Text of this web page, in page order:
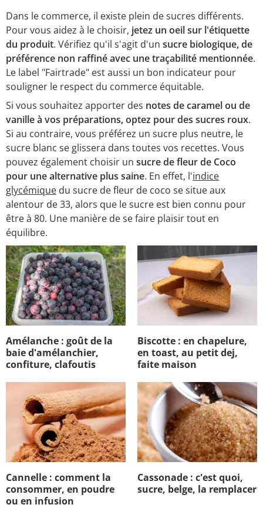
Dans le commerce, il existe plein de sucres différents.
Pour vous aidez à le choisir, jetez un oeil sur l'étiquette
du produit. Vérifiez qu'il s'agit d'un sucre biologique, de
préférence non raffiné avec une traçabilité mentionnée.
Le label "Fairtrade" est aussi un bon indicateur pour
souligner le respect du commerce équitable.
Si vous souhaitez apporter des notes de caramel ou de
vanille à vos préparations, optez pour des sucres roux.
Si au contraire, vous préférez un sucre plus neutre, le
sucre blanc se glissera dans toutes vos recettes. Vous
pouvez également choisir un sucre de fleur de Coco
pour une alternative plus saine. En effet, l'indice
glycémique du sucre de fleur de coco se situe aux
alentour de 33, alors que le sucre est bien connu pour
être à 80. Une manière de se faire plaisir tout en
équilibre.
Amélanche : goût de la
baie d'amélanchier,
confiture, clafoutis
Biscotte : en chapelure,
en toast, au petit dej,
faite maison
Cannelle : comment la
consommer, en poudre
ou en infusion
Cassonade : c'est quoi,
sucre, belge, la remplacer